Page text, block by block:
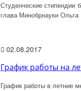
Студенческие стипендии
глава Минобрнауки
02.08.2017
График работы на
График работы в летние